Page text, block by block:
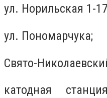
ул. Норильская 1-
ул. Пономарчука;
Свято-
катодная